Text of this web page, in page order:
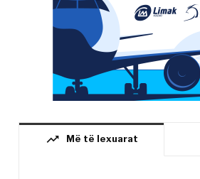
trending_up Më të lexuarat